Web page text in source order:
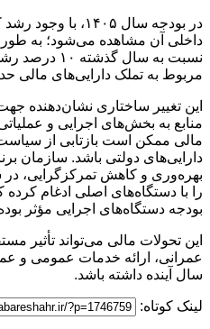
در بودجه سال ۱۴۰۵،
نسبت به سال
مربوط به تملک دارایی‌های مالی حدود ۴۰ درصد کاهش یافته
این تغییر ساختاری
منابع به بخش‌های اجرایی و
مالی ممکن است بازتابی از
دارایی‌های دولتی باشد. سازمان
را با دستگاه‌های اصلی ادغام
بودجه دستگاه‌های اجرایی مؤثر
این تحولات مالی می‌تواند تأثیر
عمرانی، ارائه خدمات عمومی و
سال آینده داشته باشد.
لینک کوتاه: